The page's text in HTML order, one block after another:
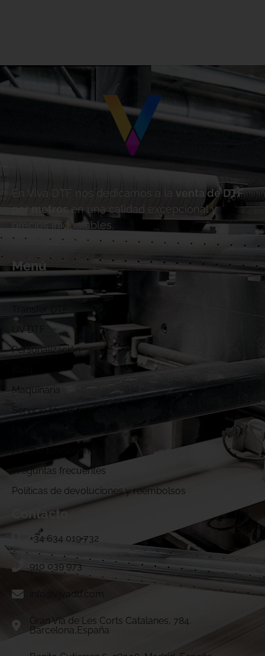
En Viva DTF nos dedicamos a la
venta de DTF
por metros
en una calidad excepcional y
precios inigualables.
Menú
UV DTF
Personalización
Maquinaria
Servicio técnico
¿Cómo funcionamos?
Preguntas frecuentes
Politicas de devoluciones y reembolsos
Contacto
+34 634 019 732
910 039 973
info@vivadtf.com
Gran Vía de Les Corts Catalanes, 784.
Barcelona,España